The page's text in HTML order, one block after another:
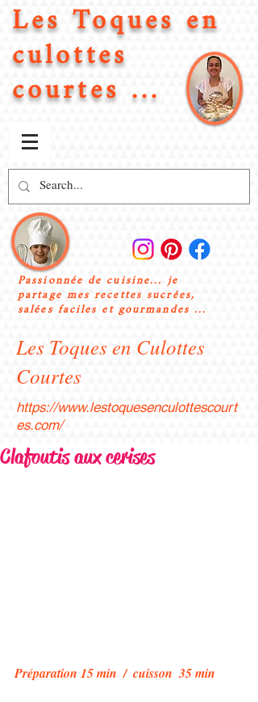
Les Toques en
culottes
courtes ...
Passionnée de cuisine... je
partage mes recettes sucrées,
salées faciles et gourmandes ...
Les Toques en Culottes
Courtes
https://www.lestoquesenculottescourt
es.com/
Clafoutis aux cerises
Préparation 15 min  /  cuisson  35 min